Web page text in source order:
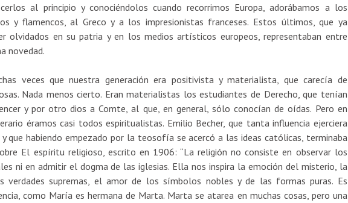
al principio y conociéndolos cuando recorrimos Europa, adorábamos a los
y flamencos, al Greco y a los impresionistas franceses. Estos últimos, que ya
olvidados en su patria y en los medios artísticos europeos, representaban entre
novedad.
veces que nuestra generación era positivista y materialista, que carecía de
Nada menos cierto. Eran materialistas los estudiantes de Derecho, que tenían
y por otro dios a Comte, al que, en general, sólo conocían de oídas. Pero en
éramos casi todos espiritualistas. Emilio Becher, que tanta influencia ejerciera
que habiendo empezado por la teosofía se acercó a las ideas católicas, terminaba
El espíritu religioso, escrito en 1906: “La religión no consiste en observar los
ni en admitir el dogma de las iglesias. Ella nos inspira la emoción del misterio, la
verdades supremas, el amor de los símbolos nobles y de las formas puras. Es
como María es hermana de Marta. Marta se atarea en muchas cosas, pero una